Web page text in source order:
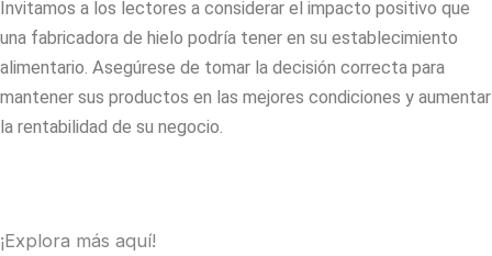
Invitamos a los lectores a considerar el impacto positivo que
una fabricadora de hielo podría tener en su establecimiento
alimentario. Asegúrese de tomar la decisión correcta para
mantener sus productos en las mejores condiciones y aumentar
la rentabilidad de su negocio.
¡Explora más aquí!